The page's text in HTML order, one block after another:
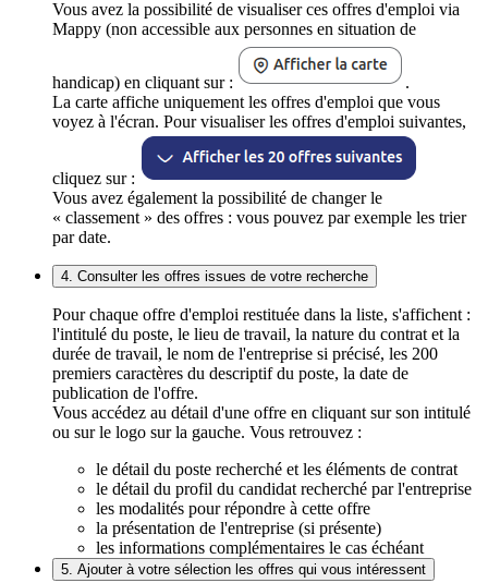
Vous avez la possibilité de visualiser ces offres d'emploi via
Mappy (non accessible aux personnes en situation de
handicap) en cliquant sur :
.
La carte affiche uniquement les offres d'emploi que vous
voyez à l'écran. Pour visualiser les offres d'emploi suivantes,
cliquez sur :
Vous avez également la possibilité de changer le
« classement » des offres : vous pouvez par exemple les trier
par date.
4. Consulter les offres issues de votre recherche
Pour chaque offre d'emploi restituée dans la liste, s'affichent :
l'intitulé du poste, le lieu de travail, la nature du contrat et la
durée de travail, le nom de l'entreprise si précisé, les 200
premiers caractères du descriptif du poste, la date de
publication de l'offre.
Vous accédez au détail d'une offre en cliquant sur son intitulé
ou sur le logo sur la gauche. Vous retrouvez :
le détail du poste recherché et les éléments de contrat
le détail du profil du candidat recherché par l'entreprise
les modalités pour répondre à cette offre
la présentation de l'entreprise (si présente)
les informations complémentaires le cas échéant
5. Ajouter à votre sélection les offres qui vous intéressent